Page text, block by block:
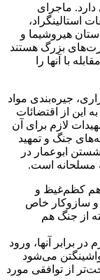
ماجرای
استالینگراد،
هیروشیما و
بزرگ هستند
با آنها را
جیره‌بندی مواد
این از اقتضائات
لازم برای آن
جنگ و تمهید
ابوعمار در
مسلحانه است.
هم کظم‌غیظ و
سازوکار خاص
از جنگ هم
برابر آنها، ورود
می‌شود
از توافقی مورد